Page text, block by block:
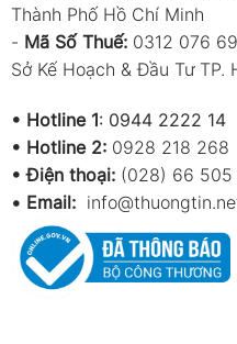
Thành Phố Hồ Chí Minh
- Mã Số Thuế: 0312 076
Sở Kế Hoạch & Đầu Tư TP.
• Hotline 1: 0944 2222 14
• Hotline 2: 0928 218 268
• Điện thoại: (028) 66 505
• Email: